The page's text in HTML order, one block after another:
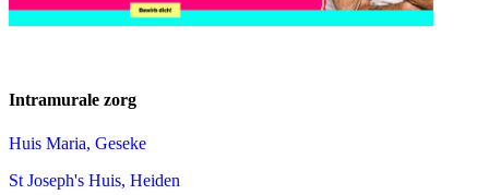
Intramurale zorg
Huis Maria, Geseke
St Joseph's Huis, Heiden